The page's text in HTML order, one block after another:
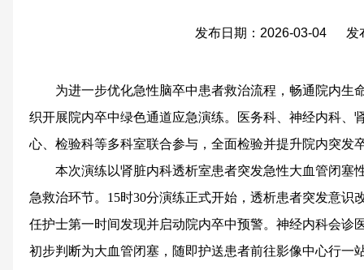
发布日期：2026-03-04 发
为进一步优化急性脑卒中患者救治流程，畅通院内生
织开展院内卒中绿色通道应急演练。医务科、神经内科、
心、检验科等多科室联合参与，全面检验并提升院内突发
本次演练以肾脏内科透析室患者突发急性大血管闭塞
急救治环节。15时30分演练正式开始，透析患者突发意识
任护士第一时间发现并启动院内卒中预警。神经内科会诊
初步判断为大血管闭塞，随即护送患者前往影像中心行一